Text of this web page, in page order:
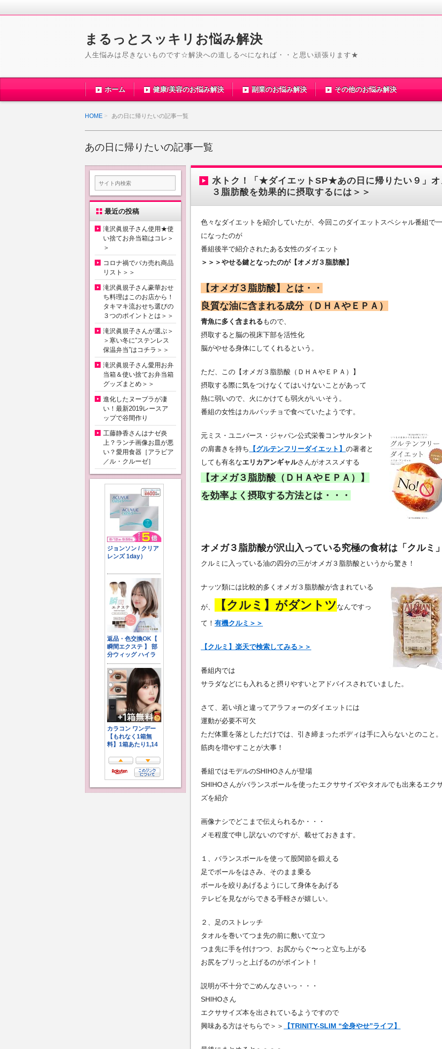
まるっとスッキリお悩み解決
人生悩みは尽きないものです☆解決への道しるべになれば・・と思い頑張ります★
ホーム 健康/美容のお悩み解決 副業のお悩み解決 その他のお悩み解決
HOME あの日に帰りたいの記事一覧
あの日に帰りたいの記事一覧
水トク！「★ダイエットSP★あの日に帰りたい９」オ
３脂肪酸を効果的に摂取するには＞＞
色々なダイエットを紹介していたが、今回このダイエットスペシャル番組で
になったのが
番組後半で紹介されたある女性のダイエット
＞＞＞やせる鍵となったのが【オメガ３脂肪酸】
【オメガ３脂肪酸】とは・・
良質な油に含まれる成分（ＤＨＡやＥＰＡ）
青魚に多く含まれるもので、
摂取すると脳の視床下部を活性化
脳がやせる身体にしてくれるという。
ただ、この【オメガ３脂肪酸（ＤＨＡやＥＰＡ）】
摂取する際に気をつけなくてはいけないことがあって
熱に弱いので、火にかけても弱火がいいそう。
番組の女性はカルパッチョで食べていたようです。
元ミス・ユニバース・ジャパン公式栄養コンサルタント
の肩書きを持ち 【グルテンフリーダイエット】 の著者と
しても有名なエリカアンギャルさんがオススメする
【オメガ３脂肪酸（ＤＨＡやＥＰＡ）】
を効率よく摂取する方法とは・・・
オメガ３脂肪酸が沢山入っている究極の食材は「クルミ
クルミに入っている油の四分の三がオメガ３脂肪酸というから驚き！
ナッツ類には比較的多くオメガ３脂肪酸が含まれている
が、 【クルミ】がダントツなんですっ
て！ 有機クルミ＞＞
【クルミ】楽天で検索してみる＞＞
番組内では
サラダなどにも入れると摂りやすいとアドバイスされていました。
さて、若い頃と違ってアラフォーのダイエットには
運動が必要不可欠
ただ体重を落としただけでは、引き締まったボディは手に入らないとのこと。
筋肉を増やすことが大事！
番組ではモデルのSHIHOさんが登場
SHIHOさんがバランスボールを使ったエクササイズやタオルでも出来るエク
ズを紹介
画像ナシでどこまで伝えられるか・・・
メモ程度で申し訳ないのですが、載せておきます。
１、バランスボールを使って股関節を鍛える
足でボールをはさみ、そのまま乗る
ボールを絞りあげるようにして身体をあげる
テレビを見ながらできる手軽さが嬉しい。
２、足のストレッチ
タオルを巻いてつま先の前に敷いて立つ
つま先に手を付けつつ、お尻からぐ〜っと立ち上がる
お尻をプリっと上げるのがポイント！
説明が不十分でごめんなさいっ・・・
SHIHOさん
エクササイズ本を出されているようですので
興味ある方はそちらで＞＞
【TRINITY-SLIM “全身やせ”ライフ】
最近の投稿
滝沢眞規子さん使用★使
い捨てお弁当箱はコレ＞
＞
コロナ禍でバカ売れ商品
リスト＞＞
滝沢眞規子さん豪華おせ
ち料理はこのお店から！
タキマキ流おせち選びの
３つのポイントとは＞＞
滝沢眞規子さんが選ぶ＞
＞寒い冬に“ステンレス
保温弁当”はコチラ＞＞
滝沢眞規子さん愛用お弁
当箱＆使い捨てお弁当箱
グッズまとめ＞＞
進化したヌーブラが凄
い！最新2019レースア
ップで谷間作り
工藤静香さんはナゼ炎
上？ランチ画像お皿が悪
い？愛用食器［アラビア
／ル・クルーゼ］